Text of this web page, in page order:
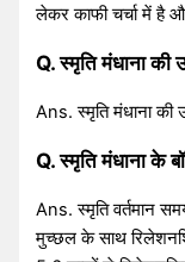
लेकर काफी चर्चा में है
Q. स्मृति मंधाना की
Ans. स्मृति मंधाना की
Q. स्मृति मंधाना के
Ans. स्मृति वर्तमान
मुच्छल के साथ